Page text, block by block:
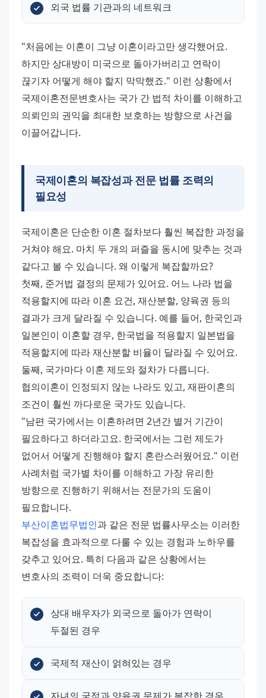
외국 법률 기관과의 네트워크
"처음에는 이혼이 그냥 이혼이라고만 생각했어요.
하지만 상대방이 미국으로 돌아가버리고 연락이
끊기자 어떻게 해야 할지 막막했죠." 이런 상황에서
국제이혼전문변호사는 국가 간 법적 차이를 이해하고
의뢰인의 권익을 최대한 보호하는 방향으로 사건을
이끌어갑니다.
국제이혼의 복잡성과 전문 법률 조력의
필요성
국제이혼은 단순한 이혼 절차보다 훨씬 복잡한 과정을
거쳐야 해요. 마치 두 개의 퍼즐을 동시에 맞추는 것과
같다고 볼 수 있습니다. 왜 이렇게 복잡할까요?
첫째, 준거법 결정의 문제가 있어요. 어느 나라 법을
적용할지에 따라 이혼 요건, 재산분할, 양육권 등의
결과가 크게 달라질 수 있습니다. 예를 들어, 한국인과
일본인이 이혼할 경우, 한국법을 적용할지 일본법을
적용할지에 따라 재산분할 비율이 달라질 수 있어요.
둘째, 국가마다 이혼 제도와 절차가 다릅니다.
협의이혼이 인정되지 않는 나라도 있고, 재판이혼의
조건이 훨씬 까다로운 국가도 있습니다.
"남편 국가에서는 이혼하려면 2년간 별거 기간이
필요하다고 하더라고요. 한국에서는 그런 제도가
없어서 어떻게 진행해야 할지 혼란스러웠어요." 이런
사례처럼 국가별 차이를 이해하고 가장 유리한
방향으로 진행하기 위해서는 전문가의 도움이
필요합니다.
부산이혼법무법인과 같은 전문 법률사무소는 이러한
복잡성을 효과적으로 다룰 수 있는 경험과 노하우를
갖추고 있어요. 특히 다음과 같은 상황에서는
변호사의 조력이 더욱 중요합니다:
상대 배우자가 외국으로 돌아가 연락이
두절된 경우
국제적 재산이 얽혀있는 경우